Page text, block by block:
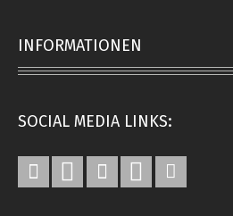
INFORMATIONEN
SOCIAL MEDIA LINKS: